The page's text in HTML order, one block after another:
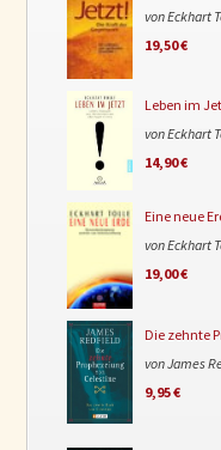
von Eckhart
19,50 €
Leben im
von Eckhart
14,90 €
Eine neue
von Eckhart
19,00 €
Die zehnte
von James
9,95 €